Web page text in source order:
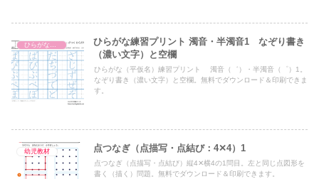
ひらがな練習プリント
ひらがな練習プリント 濁音・半濁音1 なぞり書き
（濃い文字）と空欄
ひらがな（平仮名）練習プリント 濁音（゛）・半濁音（゜）1。
なぞり書き（濃い文字）と空欄。無料でダウンロード＆印刷できま
す。
幼児教材 点つなぎ（点描写・点結び：4✕4）1
点つなぎ（点描写・点結び）縦4✕横4の1問目。左と同じ点図形を
書く（描く）問題。無料でダウンロード＆印刷できます。